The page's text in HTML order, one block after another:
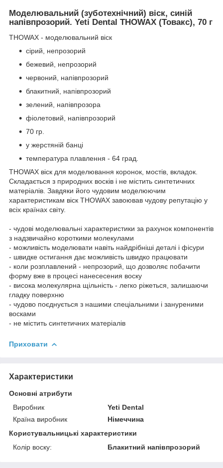
Моделювальний (зуботехнічний) віск, синій
напівпрозорий. Yeti Dental THOWAX (Товакс), 70 г
THOWAX - моделювальний віск
сірий, непрозорий
бежевий, непрозорий
червоний, напівпрозорий
блакитний, напівпрозорий
зелений, напівпрозора
фіолетовий, напівпрозорий
70 гр.
у жерстяній банці
температура плавлення - 64 град.
THOWAX віск для моделювання коронок, мостів, вкладок.
Складається з природних восків і не містить синтетичних
матеріалів. Завдяки його чудовим моделюючим
характеристикам віск THOWAX завоював чудову репутацію у
всіх країнах світу.
- чудові моделювальні характеристики за рахунок компонентів
з надзвичайно короткими молекулами
- можливість моделювати навіть найдрібніші деталі і фісури
- швидке остигання дає можливість швидко працювати
- коли розплавлений - непрозорий, що дозволяє побачити
форму вже в процесі нанесесения воску
- висока молекулярна щільність - легко ріжеться, залишаючи
гладку поверхню
- чудово поєднується з нашими спеціальними і зануреними
восками
- не містить синтетичних матеріалів
Приховати
Характеристики
Основні атрибути
Виробник
Yeti Dental
Країна виробник
Німеччина
Користувальницькі характеристики
Колір воску:
Блакитний напівпрозорий